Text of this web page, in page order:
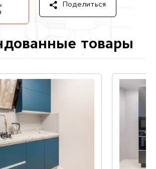
Поделиться
товары